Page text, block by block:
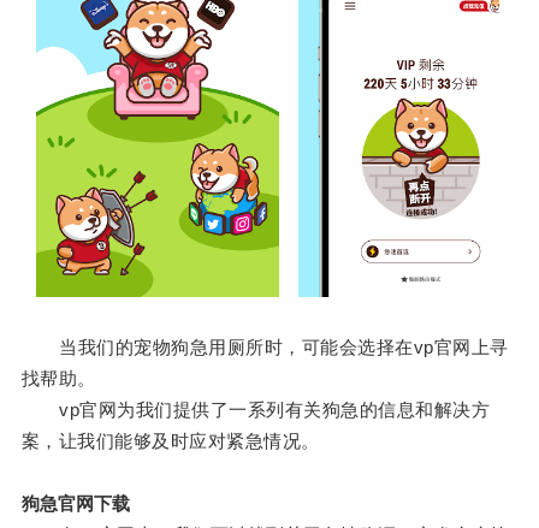
当我们的宠物狗急用厕所时，可能会选择在vp官网上寻
找帮助。
vp官网为我们提供了一系列有关狗急的信息和解决方
案，让我们能够及时应对紧急情况。
狗急官网下载